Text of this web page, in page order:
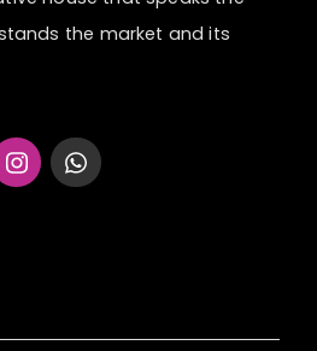
the market and its